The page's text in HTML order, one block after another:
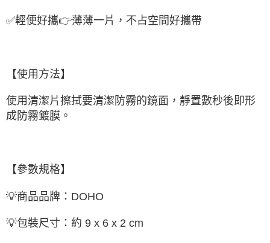
✅輕便好攜👉薄薄一片，不占空間好攜帶
【使用方法】
使用清潔片擦拭要清潔防霧的鏡面，靜置數秒後即形
成防霧鍍膜。
【參數規格】
💡商品品牌： DOHO
💡包裝尺寸：約 9 x 6 x 2 cm